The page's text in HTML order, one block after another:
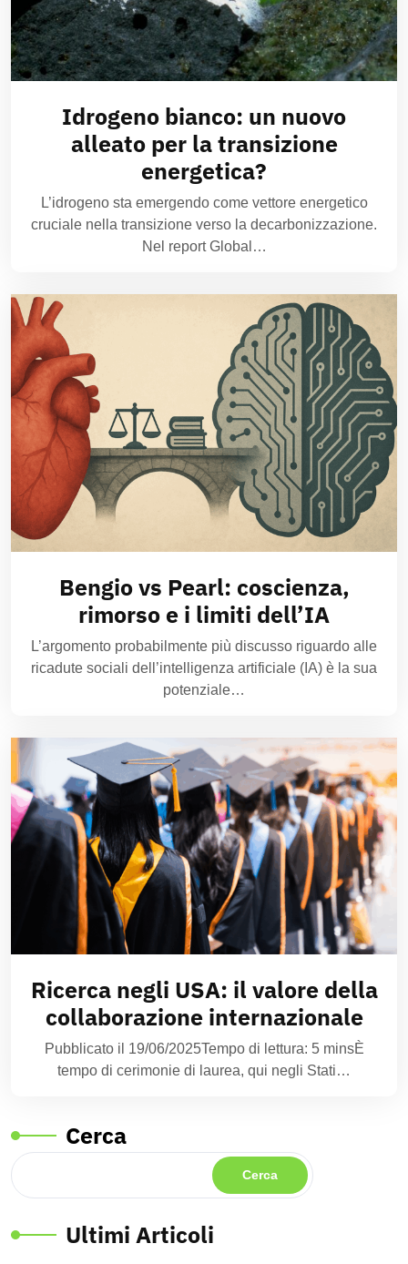
Idrogeno bianco: un nuovo
alleato per la transizione
energetica?
L’idrogeno sta emergendo come vettore energetico
cruciale nella transizione verso la decarbonizzazione.
Nel report Global…
Bengio vs Pearl: coscienza,
rimorso e i limiti dell’IA
L’argomento probabilmente più discusso riguardo alle
ricadute sociali dell’intelligenza artificiale (IA) è la sua
potenziale…
Ricerca negli USA: il valore della
collaborazione internazionale
Pubblicato il 19/06/2025Tempo di lettura: 5 minsÈ
tempo di cerimonie di laurea, qui negli Stati…
Cerca
Cerca
Ultimi Articoli